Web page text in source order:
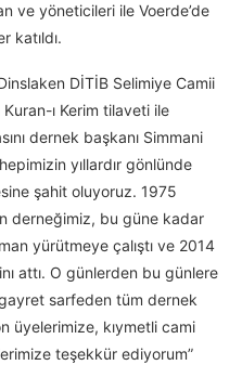
ve yöneticileri ile Voerde’de
katıldı.
DİTİB Selimiye Camii
Kuran-ı Kerim tilaveti ile
dernek başkanı Simmani
yıllardır gönlünde
şahit oluyoruz. 1975
derneğimiz, bu güne kadar
yürütmeye çalıştı ve 2014
attı. O günlerden bu günlere
sarfeden tüm dernek
üyelerimize, kıymetli cami
teşekkür ediyorum”